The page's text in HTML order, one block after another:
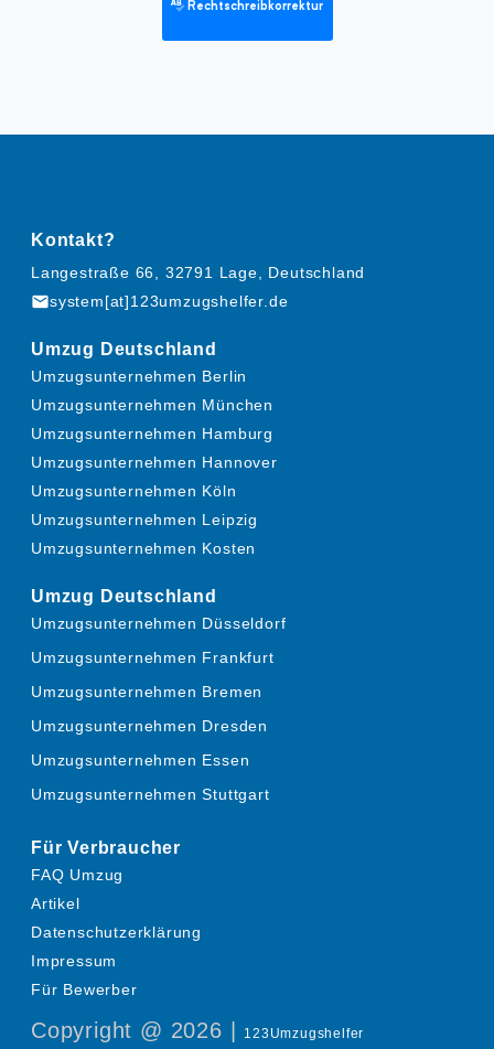
Rechtschreibkorrektur
Kontakt?
Langestraße 66, 32791 Lage, Deutschland
mailsystem[at]123umzugshelfer.de
Umzug Deutschland
Umzugsunternehmen Berlin
Umzugsunternehmen München
Umzugsunternehmen Hamburg
Umzugsunternehmen Hannover
Umzugsunternehmen Köln
Umzugsunternehmen Leipzig
Umzugsunternehmen Kosten
Umzug Deutschland
Umzugsunternehmen Düsseldorf
Umzugsunternehmen Frankfurt
Umzugsunternehmen Bremen
Umzugsunternehmen Dresden
Umzugsunternehmen Essen
Umzugsunternehmen Stuttgart
Für Verbraucher
FAQ Umzug
Artikel
Datenschutzerklärung
Impressum
Für Bewerber
Copyright @ 2026 | 123Umzugshelfer